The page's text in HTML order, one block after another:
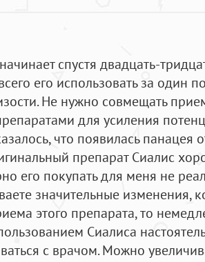
спустя двадцать-
его использовать за один
Не нужно совмещать
для усиления
что появилась
препарат Сиалис
его покупать для меня не
значительные изменения,
этого препарата, то
Сиалиса
с врачом. Можно